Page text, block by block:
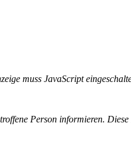
muss JavaScript
Person informieren.